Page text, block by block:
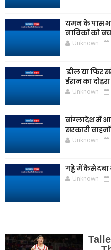
यमन के पास
नाविकों को
Unknown
'डील या फिर
ईरान का
Unknown
बांग्लादेश में
सरकारी
Unknown
गड्ढे में कैसे
Unknown